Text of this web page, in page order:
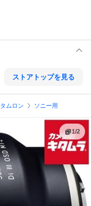
ストアトップを見る
タムロン ソニー用
1/2